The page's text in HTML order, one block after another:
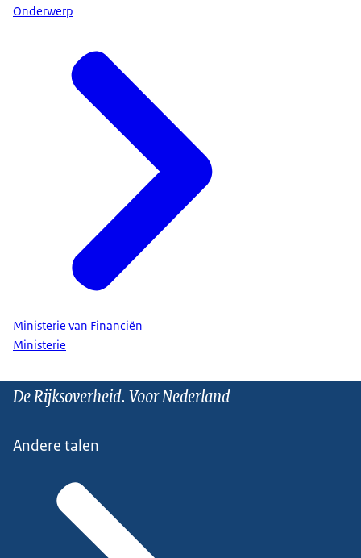
Onderwerp
Ministerie van Financiën
Ministerie
De Rijksoverheid. Voor Nederland
Andere talen